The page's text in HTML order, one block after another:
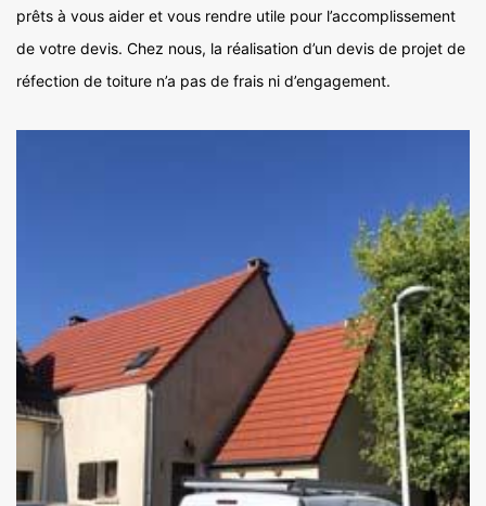
prêts à vous aider et vous rendre utile pour l’accomplissement
de votre devis. Chez nous, la réalisation d’un devis de projet de
réfection de toiture n’a pas de frais ni d’engagement.